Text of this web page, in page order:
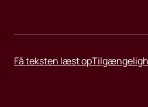
Få teksten læst op
¨